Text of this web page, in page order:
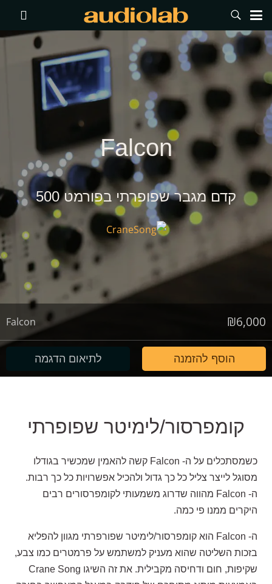
Falcon
קדם מגבר שפופרתי בפורמט 500
₪6,000
Falcon
הוסף להזמנה לתיאום הדגמה
קומפרסור/לימיטר שפופרתי
כשמסתכלים על ה- Falcon קשה להאמין שמכשיר בגודלו
מסוגל לייצר צליל כל כך גדול ולהכיל אפשרויות כל כך רבות.
ה- Falcon מהווה שדרוג משמעותי לקומפרסורים רבים
היקרים ממנו פי כמה.
ה- Falcon הוא קומפרסור/לימיטר שפורפרתי מגוון להפליא
בזכות השליטה שהוא מעניק למשתמש על פרמטרים כמו צבע,
שקיפות, חום ודחיסה מקבילית. את זה השיגו Crane Song